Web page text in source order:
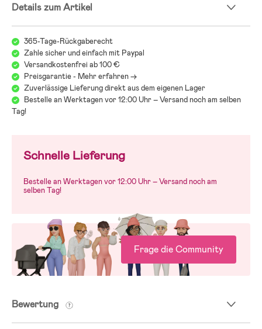
Details zum Artikel
365-Tage-Rückgaberecht
Zahle sicher und einfach mit Paypal
Versandkostenfrei ab 100 €
Preisgarantie - Mehr erfahren ->
Zuverlässige Lieferung direkt aus dem eigenen Lager
Bestelle an Werktagen vor 12:00 Uhr – Versand noch am selben
Tag!
Schnelle Lieferung
Bestelle an Werktagen vor 12:00 Uhr – Versand noch am
selben Tag!
Frage die Community
Bewertung